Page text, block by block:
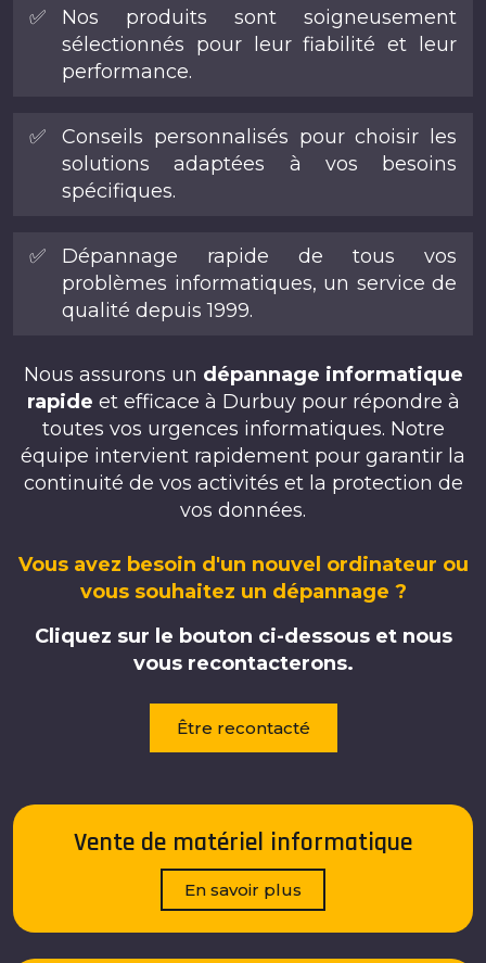
✅
Nos produits sont soigneusement
sélectionnés pour leur fiabilité et leur
performance.
✅
Conseils personnalisés pour choisir les
solutions adaptées à vos besoins
spécifiques.
✅
Dépannage rapide de tous vos
problèmes informatiques, un service de
qualité depuis 1999.
Nous assurons un dépannage informatique
rapide et efficace à Durbuy pour répondre à
toutes vos urgences informatiques. Notre
équipe intervient rapidement pour garantir la
continuité de vos activités et la protection de
vos données.
Vous avez besoin d'un nouvel ordinateur ou
vous souhaitez un dépannage ?
Cliquez sur le bouton ci-dessous et nous
vous recontacterons.
Être recontacté
Vente de matériel informatique
En savoir plus